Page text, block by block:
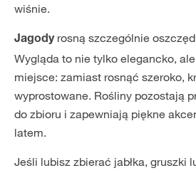
wiśnie.
Jagodyrosną szczególnie
Wygląda to nie tylko elegancko,
miejsce: zamiast rosnąć szeroko,
wyprostowane. Rośliny pozostają
do zbioru i zapewniają piękne
latem.
Jeśli lubisz zbierać jabłka, gruszki